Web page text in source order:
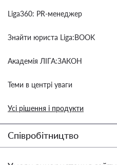
Liga360: PR-менеджер
Знайти юриста Liga:BOOK
Академія ЛІГА:ЗАКОН
Теми в центрі уваги
Усі рішення і продукти
Співробітництво